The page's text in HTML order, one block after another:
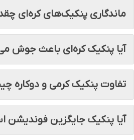
ماندگاری پنکیک‌های کره‌ای
آیا پنکیک کره‌ای باعث جوش
تفاوت پنکیک کرمی و دوکاره
آیا پنکیک جایگزین فوندیشن